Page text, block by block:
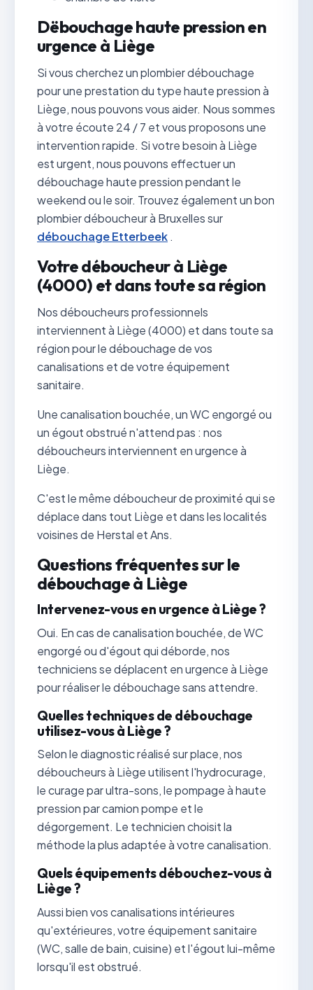
Dëbouchage haute pression en
urgence à Liège
Si vous cherchez un plombier débouchage
pour une prestation du type haute pression à
Liège, nous pouvons vous aider. Nous sommes
à votre écoute 24 / 7 et vous proposons une
intervention rapide. Si votre besoin à Liège
est urgent, nous pouvons effectuer un
débouchage haute pression pendant le
weekend ou le soir. Trouvez également un bon
plombier déboucheur à Bruxelles sur
débouchage Etterbeek .
Votre déboucheur à Liège
(4000) et dans toute sa région
Nos déboucheurs professionnels
interviennent à Liège (4000) et dans toute sa
région pour le débouchage de vos
canalisations et de votre équipement
sanitaire.
Une canalisation bouchée, un WC engorgé ou
un égout obstrué n'attend pas : nos
déboucheurs interviennent en urgence à
Liège.
C'est le même déboucheur de proximité qui se
déplace dans tout Liège et dans les localités
voisines de Herstal et Ans.
Questions fréquentes sur le
débouchage à Liège
Intervenez-vous en urgence à Liège ?
Oui. En cas de canalisation bouchée, de WC
engorgé ou d'égout qui déborde, nos
techniciens se déplacent en urgence à Liège
pour réaliser le débouchage sans attendre.
Quelles techniques de débouchage
utilisez-vous à Liège ?
Selon le diagnostic réalisé sur place, nos
déboucheurs à Liège utilisent l'hydrocurage,
le curage par ultra-sons, le pompage à haute
pression par camion pompe et le
dégorgement. Le technicien choisit la
méthode la plus adaptée à votre canalisation.
Quels équipements débouchez-vous à
Liège ?
Aussi bien vos canalisations intérieures
qu'extérieures, votre équipement sanitaire
(WC, salle de bain, cuisine) et l'égout lui-même
lorsqu'il est obstrué.